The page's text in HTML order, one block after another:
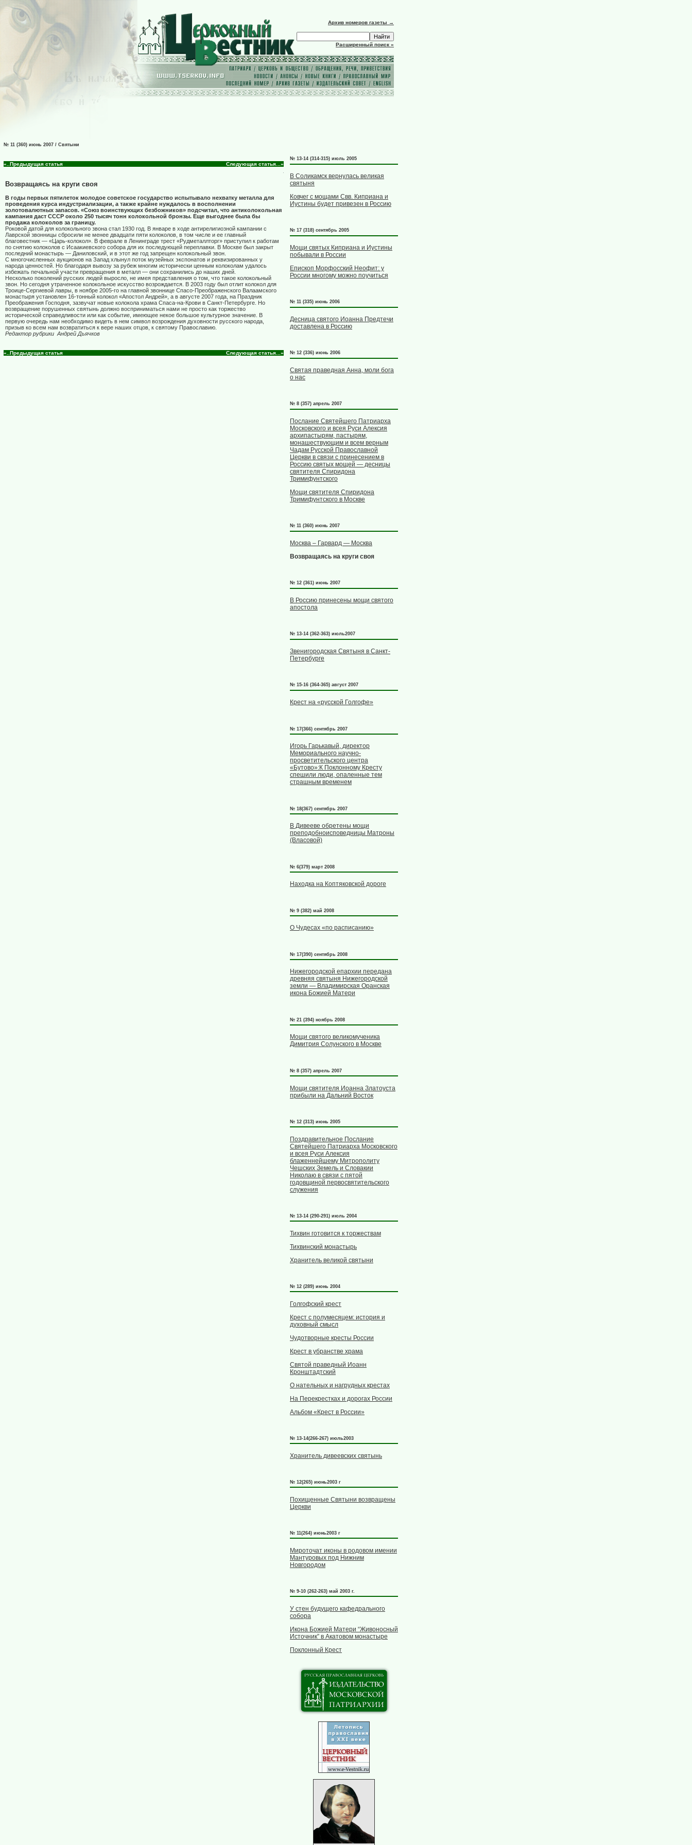
Архив номеров газеты →
Расширенный поиск »
№ 11 (360) июнь 2007 / Святыни
«..Предыдущая статья Следующая статья...»
Возвращаясь на круги своя
В годы первых пятилеток молодое советское государство испытывало нехватку металла для
проведения курса индустриализации, а также крайне нуждалось в восполнении
золотовалютных запасов. «Союз воинствующих безбожников» подсчитал, что антиколокольная
кампания даст СССР около 250 тысяч тонн колокольной бронзы. Еще выгоднее была бы
продажа колоколов за границу.
Роковой датой для колокольного звона стал 1930 год. В январе в ходе антирелигиозной кампании с
Лаврской звонницы сбросили не менее двадцати пяти колоколов, в том числе и ее главный
благовестник — «Царь-колокол». В феврале в Ленинграде трест «Рудметаллторг» приступил к работам
по снятию колоколов с Исаакиевского собора для их последующей переплавки. В Москве был закрыт
последний монастырь — Даниловский, и в этот же год запрещен колокольный звон.
С многочисленных аукционов на Запад хлынул поток музейных экспонатов и реквизированных у
народа ценностей. Но благодаря вывозу за рубеж многим исторически ценным колоколам удалось
избежать печальной участи превращения в металл — они сохранились до наших дней.
Несколько поколений русских людей выросло, не имея представления о том, что такое колокольный
звон. Но сегодня утраченное колокольное искусство возрождается. В 2003 году был отлит колокол для
Троице-Сергиевой лавры, в ноябре 2005-го на главной звоннице Спасо-Преображенского Валаамского
монастыря установлен 16-тонный колокол «Апостол Андрей», а в августе 2007 года, на Праздник
Преображения Господня, зазвучат новые колокола храма Спаса-на-Крови в Санкт-Петербурге. Но
возвращение порушенных святынь должно восприниматься нами не просто как торжество
исторической справедливости или как событие, имеющее некое большое культурное значение. В
первую очередь нам необходимо видеть в нем символ возрождения духовности русского народа,
призыв ко всем нам возвратиться к вере наших отцов, к святому Православию.
Редактор рубрики Андрей Дьячков
«..Предыдущая статья Следующая статья...»
№ 13-14 (314-315) июль 2005
В Соликамск вернулась великая
святыня
Ковчег с мощами Свв. Киприана и
Иустины будет привезен в Россию
№ 17 (318) сентябрь 2005
Мощи святых Киприана и Иустины
побывали в России
Епископ Морфосский Неофит: у
России многому можно поучиться
№ 11 (335) июнь 2006
Десница святого Иоанна Предтечи
доставлена в Россию
№ 12 (336) июнь 2006
Святая праведная Анна, моли бога
о нас
№ 8 (357) апрель 2007
Послание Святейшего Патриарха
Московского и всея Руси Алексия
архипастырям, пастырям,
монашествующим и всем верным
Чадам Русской Православной
Церкви в связи с принесением в
Россию святых мощей — десницы
святителя Спиридона
Тримифунтского
Мощи святителя Спиридона
Тримифунтского в Москве
№ 11 (360) июнь 2007
Москва – Гарвард — Москва
Возвращаясь на круги своя
№ 12 (361) июнь 2007
В Россию принесены мощи святого
апостола
№ 13-14 (362-363) июль2007
Звенигородская Святыня в Санкт-
Петербурге
№ 15-16 (364-365) август 2007
Крест на «русской Голгофе»
№ 17(366) сентябрь 2007
Игорь Гарькавый, директор
Мемориального научно-
просветительского центра
«Бутово»:К Поклонному Кресту
спешили люди, опаленные тем
страшным временем
№ 18(367) сентябрь 2007
В Дивееве обретены мощи
преподобноисповедницы Матроны
(Власовой)
№ 6(379) март 2008
Находка на Коптяковской дороге
№ 9 (382) май 2008
О Чудесах «по расписанию»
№ 17(390) сентябрь 2008
Нижегородской епархии передана
древняя святыня Нижегородской
земли — Владимирская Оранская
икона Божией Матери
№ 21 (394) ноябрь 2008
Мощи святого великомученика
Димитрия Солунского в Москве
№ 8 (357) апрель 2007
Мощи святителя Иоанна Златоуста
прибыли на Дальний Восток
№ 12 (313) июнь 2005
Поздравительное Послание
Святейшего Патриарха Московского
и всея Руси Алексия
блаженнейшему Митрополиту
Чешских Земель и Словакии
Николаю в связи с пятой
годовщиной первосвятительского
служения
№ 13-14 (290-291) июль 2004
Тихвин готовится к торжествам
Тихвинский монастырь
Хранитель великой святыни
№ 12 (289) июнь 2004
Голгофский крест
Крест с полумесяцем: история и
духовный смысл
Чудотворные кресты России
Крест в убранстве храма
Святой праведный Иоанн
Кронштадтский
О нательных и нагрудных крестах
На Перекрестках и дорогах России
Альбом «Крест в России»
№ 13-14(266-267) июль2003
Хранитель дивеевских святынь
№ 12(265) июнь2003 г
Похищенные Святыни возвращены
Церкви
№ 11(264) июнь2003 г
Мироточат иконы в родовом имении
Мантуровых под Нижним
Новгородом
№ 9-10 (262-263) май 2003 г.
У стен будущего кафедрального
собора
Икона Божией Матери “Живоносный
Источник” в Акатовом монастыре
Поклонный Крест